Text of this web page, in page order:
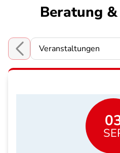
Beratung
Choose a section